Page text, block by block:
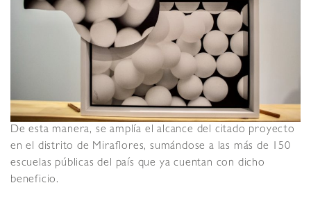
De esta manera, se amplía el alcance del citado proyecto
en el distrito de Miraflores, sumándose a las más de 150
escuelas públicas del país que ya cuentan con dicho
beneficio.